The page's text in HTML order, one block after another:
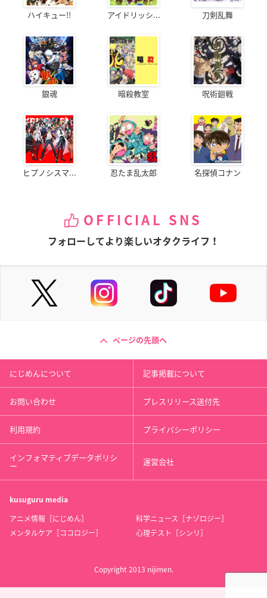
ハイキュー!! アイドリッシ... 刀剣乱舞
銀魂 暗殺教室 呪術廻戦
ヒプノシスマ... 忍たま乱太郎 名探偵コナン
OFFICIAL SNS
フォローしてより楽しいオタクライフ！
ページの先頭へ
にじめんについて 記事掲載について
お問い合わせ プレスリリース送付先
利用規約 プライバシーポリシー
インフォマティブデータポリシ
ー 運営会社
kusuguru media
アニメ情報［にじめん］
科学ニュース［ナゾロジー］
メンタルケア［ココロジー］
心理テスト［シンリ］
Copyright 2013 nijimen.